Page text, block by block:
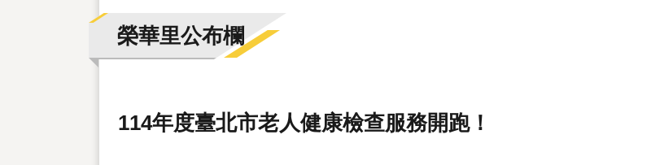
榮華里公布欄
114年度臺北市老人健康檢查服務開跑！